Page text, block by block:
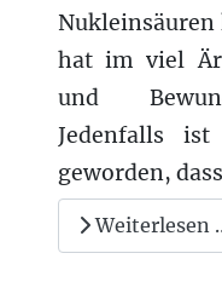
Nukleinsäuren
hat im viel
und
Jedenfalls
geworden,
Weiterlesen